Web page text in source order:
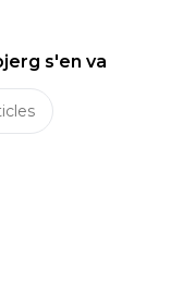
s'en va